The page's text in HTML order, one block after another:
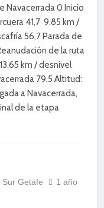
Navacerrada 0 Inicio
41,7 9.85 km /
56,7 Parada de
de la ruta
km / desnivel
79,5 Altitud:
a Navacerrada,
de la etapa
Getafe
1 año